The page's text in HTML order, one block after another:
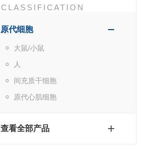
CLASSIFICATION
原代细胞
大鼠/小鼠
人
间充质干细胞
原代心肌细胞
查看全部产品